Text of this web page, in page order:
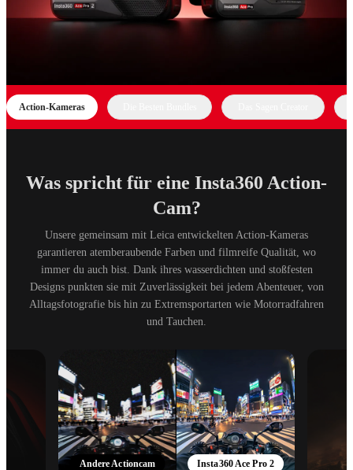
Action-Kameras
Was spricht für eine Insta360 Action-
Cam?
Unsere gemeinsam mit Leica entwickelten Action-Kameras
garantieren atemberaubende Farben und filmreife Qualität, wo
immer du auch bist. Dank ihres wasserdichten und stoßfesten
Designs punkten sie mit Zuverlässigkeit bei jedem Abenteuer, von
Alltagsfotografie bis hin zu Extremsportarten wie Motorradfahren
und Tauchen.
Insta360 Ace Pro 2
Andere Actioncam